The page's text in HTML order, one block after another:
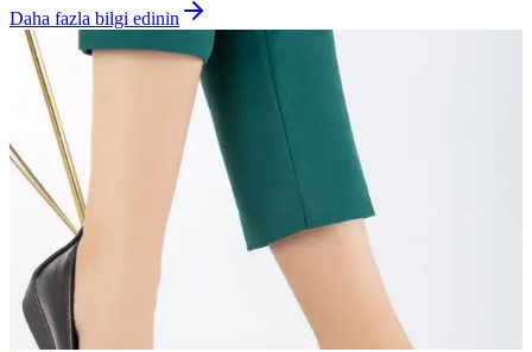
Daha fazla bilgi edinin